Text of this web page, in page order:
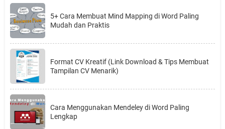
5+ Cara Membuat Mind Mapping di Word Paling
Mudah dan Praktis
Format CV Kreatif (Link Download & Tips Membuat
Tampilan CV Menarik)
Cara Menggunakan Mendeley di Word Paling
Lengkap